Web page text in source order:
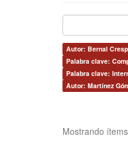
Autor: Bernal
Palabra clave:
Palabra clave:
Autor: Martínez
Mostrando